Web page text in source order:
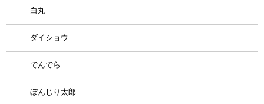
白丸
ダイショウ
でんでら
ぼんじり太郎